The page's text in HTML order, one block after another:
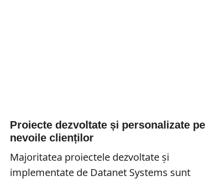
Proiecte dezvoltate și personalizate pe
nevoile clienților
Majoritatea proiectele dezvoltate și
implementate de Datanet Systems sunt